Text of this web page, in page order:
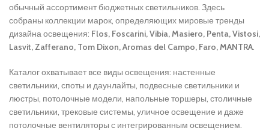
обычный ассортимент бюджетных светильников. Здесь
собраны коллекции марок, определяющих мировые тренды
дизайна освещения: Flos, Foscarini, Vibia, Masiero, Penta, Vistosi,
Lasvit, Zafferano, Tom Dixon, Aromas del Campo, Faro, MANTRA.
Каталог охватывает все виды освещения: настенные
светильники, споты и даунлайты, подвесные светильники и
люстры, потолочные модели, напольные торшеры, столичные
светильники, трековые системы, уличное освещение и даже
потолочные вентиляторы с интегрированным освещением.